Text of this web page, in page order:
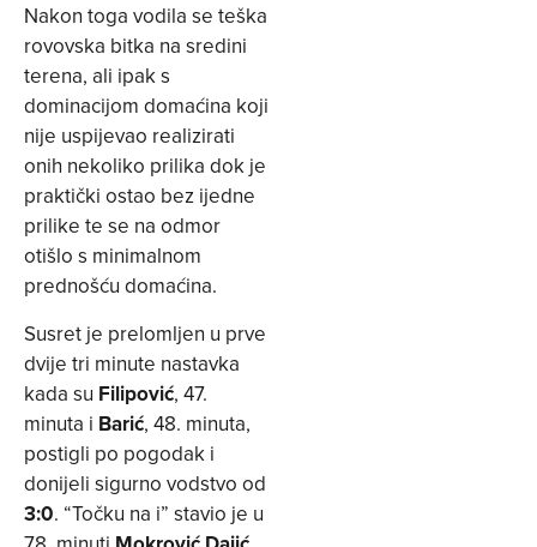
Nakon toga vodila se teška
rovovska bitka na sredini
terena, ali ipak s
dominacijom domaćina koji
nije uspijevao realizirati
onih nekoliko prilika dok je
praktički ostao bez ijedne
prilike te se na odmor
otišlo s minimalnom
prednošću domaćina.
Susret je prelomljen u prve
dvije tri minute nastavka
kada su Filipović, 47.
minuta i Barić, 48. minuta,
postigli po pogodak i
donijeli sigurno vodstvo od
3:0. “Točku na i” stavio je u